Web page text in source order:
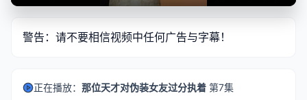
警告：请不要相信视频中任何广告与字幕！
正在播放： 那位天才对伪装女友过分执着 第7集